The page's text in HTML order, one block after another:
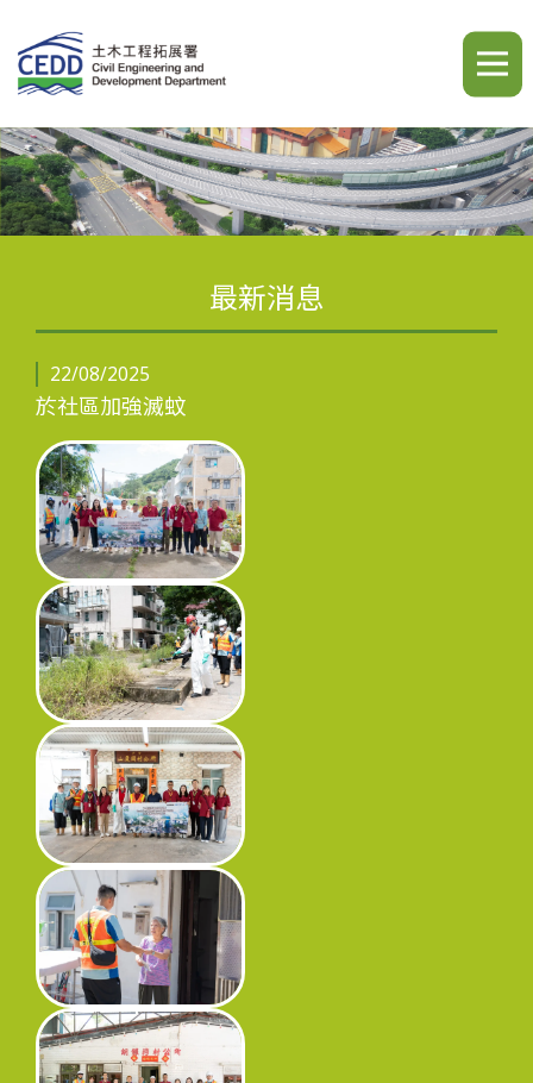
繁 简 ENG A A A
簡介
最新消息
工程進度
環境事宜
社區協作
資訊中心
最新消息
22/08/2025
於社區加強滅蚊